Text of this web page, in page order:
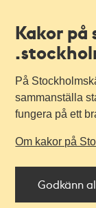
Kakor
På
sammanställa
fungera på ett
Om kakor på
Godkänn